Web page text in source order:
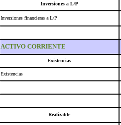
Inversiones a L/P
Inversiones financieras a L/P
ACTIVO CORRIENTE
Existencias
Existencias
Realizable